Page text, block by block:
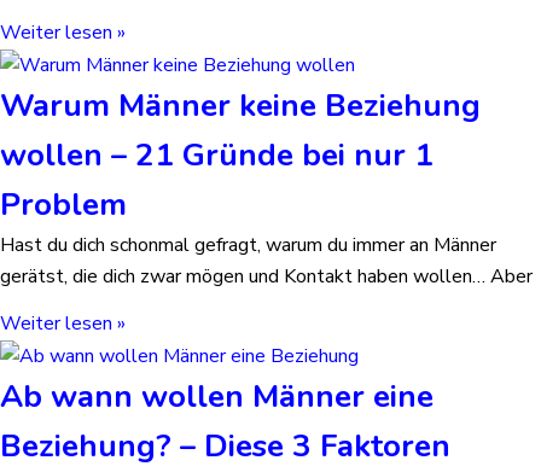
Weiter lesen »
Warum Männer keine Beziehung
wollen – 21 Gründe bei nur 1
Problem
Hast du dich schonmal gefragt, warum du immer an Männer
gerätst, die dich zwar mögen und Kontakt haben wollen… Aber
Weiter lesen »
Ab wann wollen Männer eine
Beziehung? – Diese 3 Faktoren